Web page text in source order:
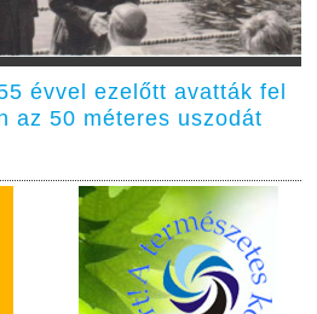
évvel ezelőtt avatták fel
az 50 méteres uszodát